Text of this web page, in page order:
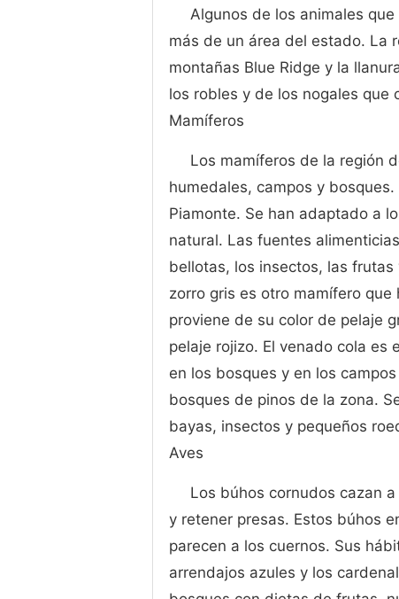
Algunos de los animales
más de un área del estado. La
montañas Blue Ridge y la
los robles y de los nogales que
Mamíferos
Los mamíferos de la región
humedales, campos y
Piamonte. Se han adaptado a
natural. Las fuentes
bellotas, los insectos, las
zorro gris es otro mamífero
proviene de su color de pelaje
pelaje rojizo. El venado cola es
en los bosques y en los
bosques de pinos de la zona.
bayas, insectos y pequeños
Aves
Los búhos cornudos cazan
y retener presas. Estos búhos
parecen a los cuernos. Sus
arrendajos azules y los